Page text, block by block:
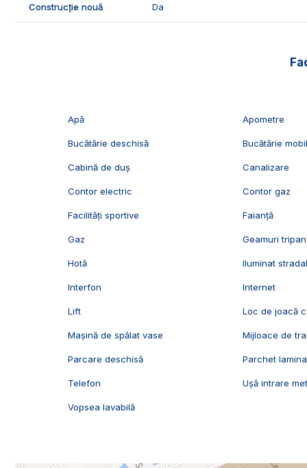
🤝Recomandam aceasta proprietate cuplurilor sau
Construcție nouă Da
Apă Apometre
Bucătărie deschisă Bucătărie
Cabină de duș Canalizare
Contor electric Contor gaz
Facilități sportive Faianță
Gaz Geamuri tripan
Hotă Iluminat stradal
Interfon Internet
Lift Loc de joacă
Mașină de spălat vase Mijloace de
Parcare deschisă Parchet
Telefon Ușă intrare
Vopsea lavabilă